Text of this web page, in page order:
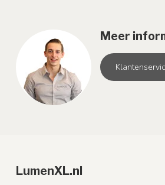
Meer
LumenXL.nl